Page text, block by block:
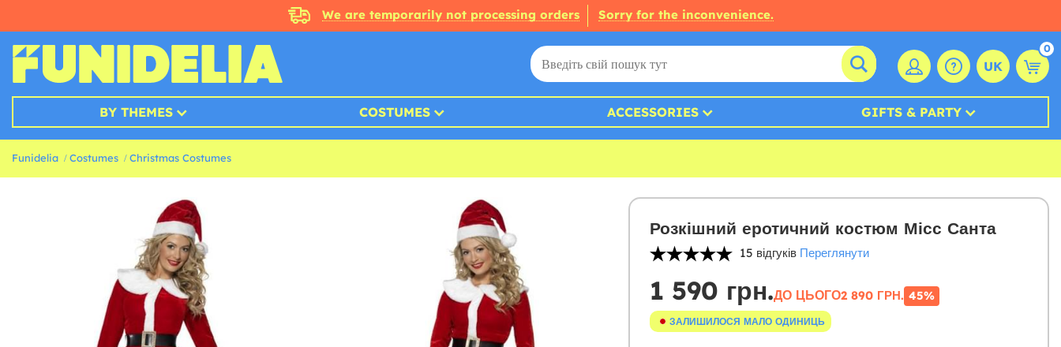
We are temporarily not processing orders Sorry for the inconvenience.
UK
0
BY THEMES COSTUMES ACCESSORIES GIFTS & PARTY
Funidelia Costumes Christmas Costumes
Розкішний еротичний костюм Місс Санта
15 відгуків Переглянути
1 590 грн.ДО ЦЬОГО2 890 ГРН. 45%
ЗАЛИШИЛОСЯ МАЛО ОДИНИЦЬ